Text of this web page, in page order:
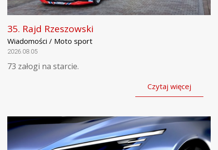
35. Rajd Rzeszowski
Wiadomości / Moto sport
2026.08.05
73 załogi na starcie.
Czytaj więcej